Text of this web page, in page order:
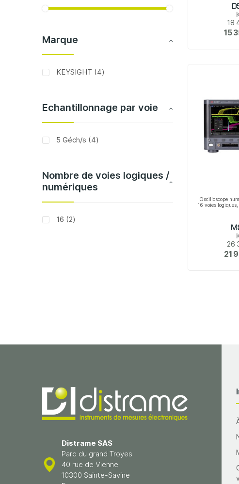
18
15
Oscilloscope
16 voies
26
21
Marque
KEYSIGHT 4articles
Echantillonnage par voie
5 Géch/s 4articles
Nombre de voies logiques /
numériques
16 2articles
Distrame SAS
Parc du grand Troyes
40 rue de Vienne
10300 Sainte-Savine